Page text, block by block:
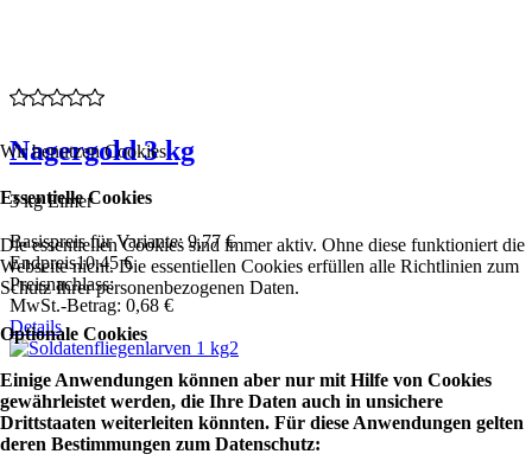
Nagergold 3 kg
3 kg Eimer
Basispreis für Variante:9,77 €
Endpreis10,45 €
Preisnachlass:
MwSt.-Betrag: 0,68 €
Details
Wir benutzen Cookies
Essentielle Cookies
Die essentiellen Cookies sind immer aktiv. Ohne diese funktioniert die
Webseite nicht. Die essentiellen Cookies erfüllen alle Richtlinien zum
Schutz Ihrer personenbezogenen Daten.
Optionale Cookies
Einige Anwendungen können aber nur mit Hilfe von Cookies
gewährleistet werden, die Ihre Daten auch in unsichere
Drittstaaten weiterleiten könnten. Für diese Anwendungen gelten
deren Bestimmungen zum Datenschutz: